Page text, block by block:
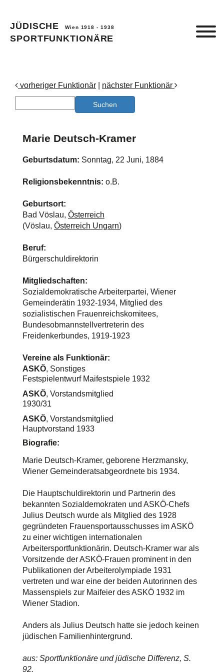
JÜDISCHE Wien 1918 - 1938
SPORTFUNKTIONÄRE
vorheriger Funktionär nächster Funktionär
Marie Deutsch-Kramer
Geburtsdatum: Sonntag, 22 Juni, 1884
Religionsbekenntnis: o.B.
Geburtsort:
Bad Vöslau, Österreich
(Vöslau, Österreich Ungarn)
Beruf:
Bürgerschuldirektorin
Mitgliedschaften:
Sozialdemokratische Arbeiterpartei, Wiener
Gemeinderätin 1932-1934, Mitglied des
sozialistischen Frauenreichskomitees,
Bundesobmannstellvertreterin des
Freidenkerbundes, 1919-1923
Vereine als Funktionär:
ASKÖ, Sonstiges
Festspielentwurf Maifestspiele 1932
ASKÖ, Vorstandsmitglied
1930/31
ASKÖ, Vorstandsmitglied
Hauptvorstand 1933
Biografie:
Marie Deutsch-Kramer, geborene Herzmansky,
Wiener Gemeinderatsabgeordnete bis 1934.
Die Hauptschuldirektorin und Partnerin des
bekannten Sozialdemokraten und ASKÖ-Chefs
Julius Deutsch wurde als Mitglied des 1928
gegründeten Frauensportausschusses im ASKÖ
zu einer wichtigen internationalen
Arbeitersportfunktionärin. Deutsch-Kramer war als
Vorsitzende der ASKÖ-Frauen prominent in den
Publikationen der Arbeiterolympiade 1931
vertreten und war eine der beiden Autorinnen des
Massenspiels zur Maifeier des ASKÖ 1932 im
Wiener Stadion.
Anders als Julius Deutsch hatte sie jedoch keinen
jüdischen Familienhintergrund.
aus: Sportfunktionäre und jüdische Differenz, S.
92.